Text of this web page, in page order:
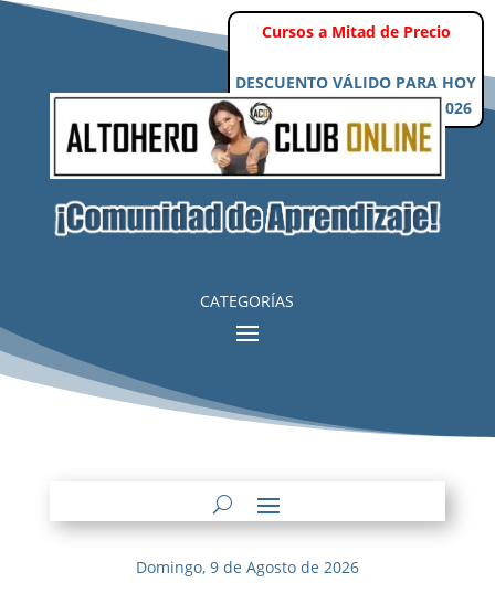
CATEGORÍAS
Cursos a Mitad de Precio
DESCUENTO VÁLIDO PARA HOY
Domingo, 9 de Agosto de 2026
Domingo, 9 de Agosto de 2026